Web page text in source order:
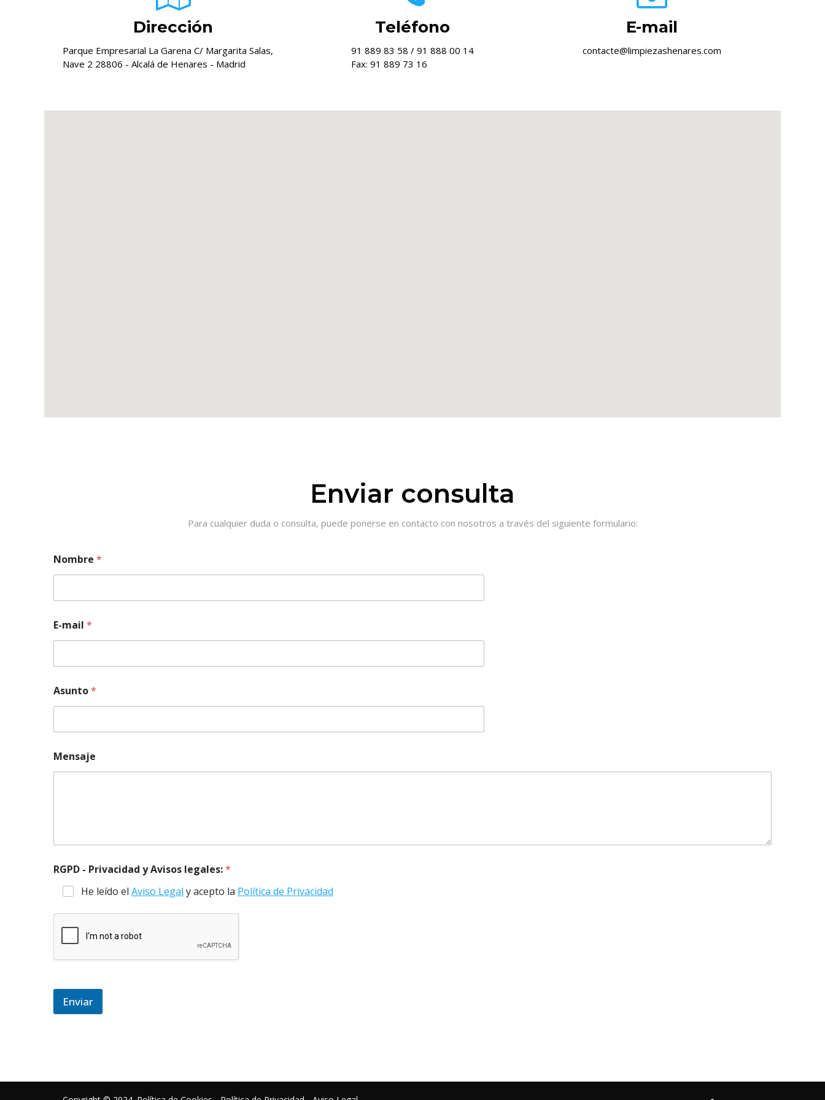
Dirección
Parque Empresarial La Garena C/ Margarita Salas,
Nave 2 28806 - Alcalá de Henares - Madrid
Teléfono
91 889 83 58 / 91 888 00 14
Fax: 91 889 73 16
E-mail
contacte@limpiezashenares.com
Enviar consulta
Para cualquier duda o consulta, puede ponerse en contacto con nosotros a través del siguiente formulario:
Nombre *
E-mail *
Asunto*
Mensaje
RGPD - Privacidad y Avisos legales:*
He leído el Aviso Legal y acepto la Política de Privacidad
Enviar